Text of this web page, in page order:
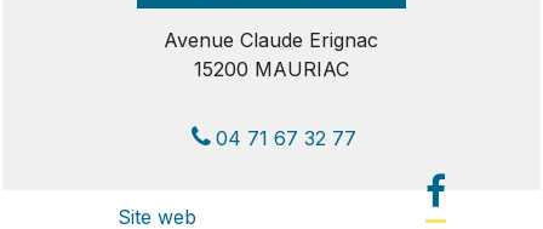
Avenue Claude Erignac
15200 MAURIAC
04 71 67 32 77